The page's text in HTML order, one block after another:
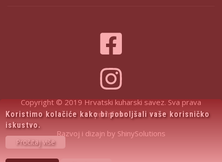
Copyright © 2019 Hrvatski kuharski savez. Sva prava
pridržana.
Razvoj i dizajn by ShinySolutions
Koristimo kolačiće kako bi poboljšali vaše korisničko
iskustvo.
Pročitaj više